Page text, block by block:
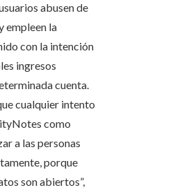
abusen de
empleen la
con la intención
ingresos
cuenta.
cualquier intento
como
a las personas
porque
son abiertos”,